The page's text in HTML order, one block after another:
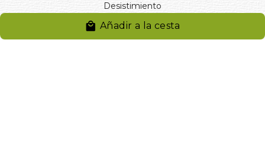
Añadir a la cesta
Desistimiento
Desistimiento de compra
Reclamaciones